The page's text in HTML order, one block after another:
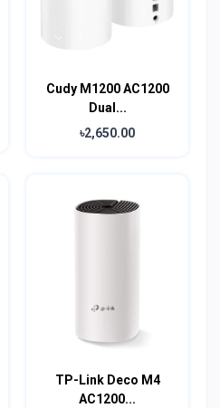
Cudy M1200 AC1200
Dual...
৳2,650.00
TP-Link Deco M4
AC1200...